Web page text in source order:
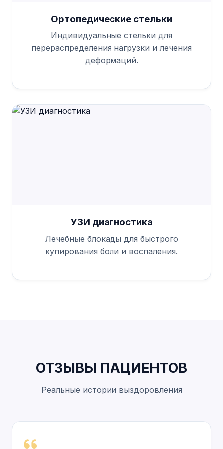
Ортопедические стельки
Индивидуальные стельки для
перераспределения нагрузки и лечения
деформаций.
УЗИ диагностика
Лечебные блокады для быстрого
купирования боли и воспаления.
ОТЗЫВЫ ПАЦИЕНТОВ
Реальные истории выздоровления